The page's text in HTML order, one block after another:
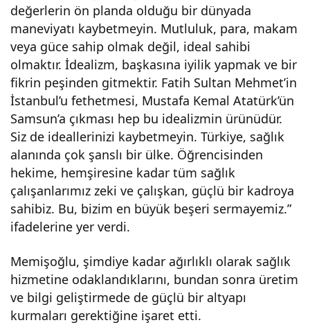
değerlerin ön planda olduğu bir dünyada
maneviyatı kaybetmeyin. Mutluluk, para, makam
veya güce sahip olmak değil, ideal sahibi
olmaktır. İdealizm, başkasına iyilik yapmak ve bir
fikrin peşinden gitmektir. Fatih Sultan Mehmet’in
İstanbul’u fethetmesi, Mustafa Kemal Atatürk’ün
Samsun’a çıkması hep bu idealizmin ürünüdür.
Siz de ideallerinizi kaybetmeyin. Türkiye, sağlık
alanında çok şanslı bir ülke. Öğrencisinden
hekime, hemşiresine kadar tüm sağlık
çalışanlarımız zeki ve çalışkan, güçlü bir kadroya
sahibiz. Bu, bizim en büyük beşeri sermayemiz.”
ifadelerine yer verdi.
Memişoğlu, şimdiye kadar ağırlıklı olarak sağlık
hizmetine odaklandıklarını, bundan sonra üretim
ve bilgi geliştirmede de güçlü bir altyapı
kurmaları gerektiğine işaret etti.